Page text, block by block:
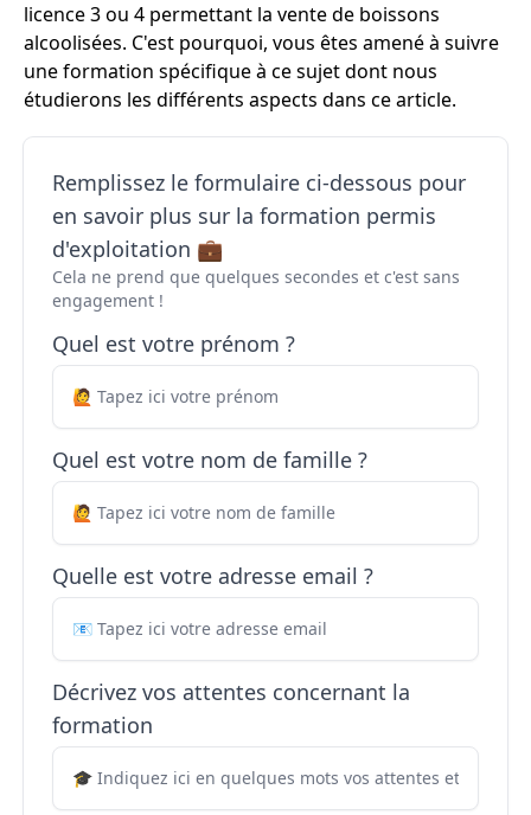
licence 3 ou 4 permettant la vente de boissons
alcoolisées. C'est pourquoi, vous êtes amené à suivre
une formation spécifique à ce sujet dont nous
étudierons les différents aspects dans ce article.
Remplissez le formulaire ci-dessous pour
en savoir plus sur la formation permis
d'exploitation 💼
Cela ne prend que quelques secondes et c'est sans
engagement !
Quel est votre prénom ?
Quel est votre nom de famille ?
Quelle est votre adresse email ?
Décrivez vos attentes concernant la
formation